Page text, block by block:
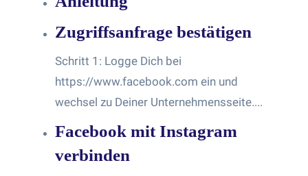
Zugriffsanfrage bestätigen
Schritt 1: Logge Dich bei
https://www.facebook.com ein und
wechsel zu Deiner Unternehmensseite....
Facebook mit Instagram
verbinden